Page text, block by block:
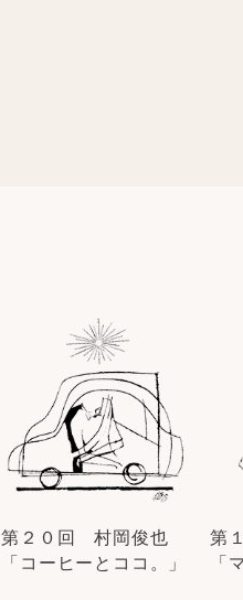
第２０回 村岡俊也
「コーヒーとココ。」
第
「